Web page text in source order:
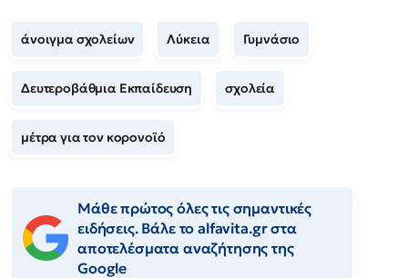
άνοιγμα σχολείων Λύκεια Γυμνάσιο
Δευτεροβάθμια Εκπαίδευση σχολεία
μέτρα για τον κορονοϊό
Μάθε πρώτος όλες τις σημαντικές
ειδήσεις. Βάλε το alfavita.gr στα
αποτελέσματα αναζήτησης της
Google